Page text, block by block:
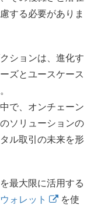
する必要がありま
ションは、進化す
ズとユースケース
で、オンチェーン
ソリューションの
ル取引の未来を形
最大限に活用する
ォレット
を使